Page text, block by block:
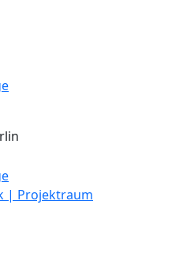
| Projektraum